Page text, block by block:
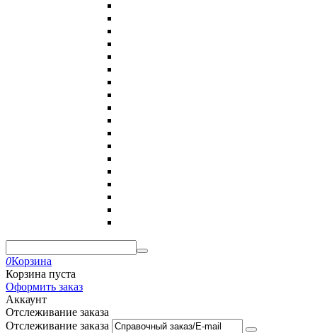
0Корзина
Корзина пуста
Оформить заказ
Аккаунт
Отслеживание заказа
Отслеживание заказа